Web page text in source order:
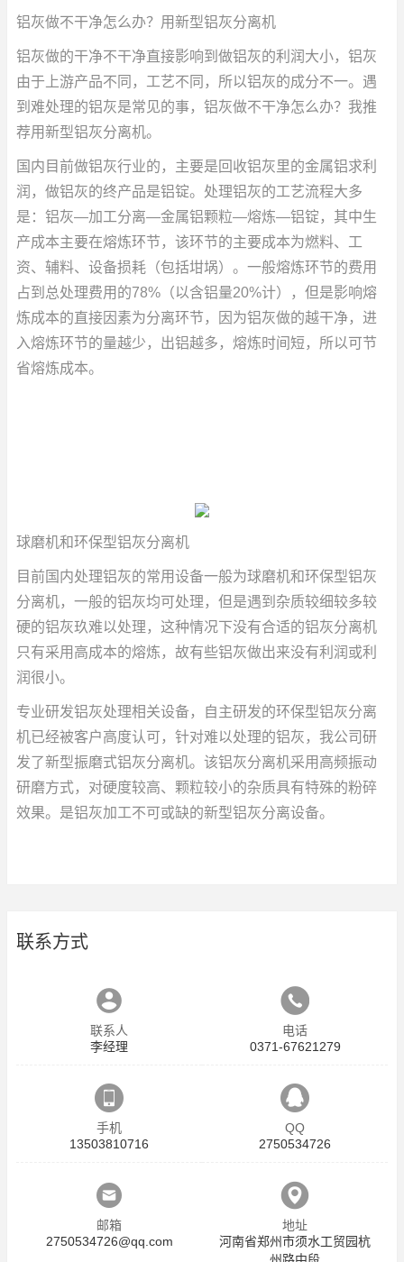
铝灰做不干净怎么办？用新型铝灰分离机
铝灰做的干净不干净直接影响到做铝灰的利润大小，铝灰
由于上游产品不同，工艺不同，所以铝灰的成分不一。遇
到难处理的铝灰是常见的事，铝灰做不干净怎么办？我推
荐用新型铝灰分离机。
国内目前做铝灰行业的，主要是回收铝灰里的金属铝求利
润，做铝灰的终产品是铝锭。处理铝灰的工艺流程大多
是：铝灰—加工分离—金属铝颗粒—熔炼—铝锭，其中生
产成本主要在熔炼环节，该环节的主要成本为燃料、工
资、辅料、设备损耗（包括坩埚）。一般熔炼环节的费用
占到总处理费用的78%（以含铝量20%计），但是影响熔
炼成本的直接因素为分离环节，因为铝灰做的越干净，进
入熔炼环节的量越少，出铝越多，熔炼时间短，所以可节
省熔炼成本。
球磨机和环保型铝灰分离机
目前国内处理铝灰的常用设备一般为球磨机和环保型铝灰
分离机，一般的铝灰均可处理，但是遇到杂质较细较多较
硬的铝灰玖难以处理，这种情况下没有合适的铝灰分离机
只有采用高成本的熔炼，故有些铝灰做出来没有利润或利
润很小。
专业研发铝灰处理相关设备，自主研发的环保型铝灰分离
机已经被客户高度认可，针对难以处理的铝灰，我公司研
发了新型振磨式铝灰分离机。该铝灰分离机采用高频振动
研磨方式，对硬度较高、颗粒较小的杂质具有特殊的粉碎
效果。是铝灰加工不可或缺的新型铝灰分离设备。
联系方式
联系人
李经理
电话
0371-67621279
手机
13503810716
QQ
2750534726
邮箱
2750534726@qq.com
地址
河南省郑州市须水工贸园杭
州路中段